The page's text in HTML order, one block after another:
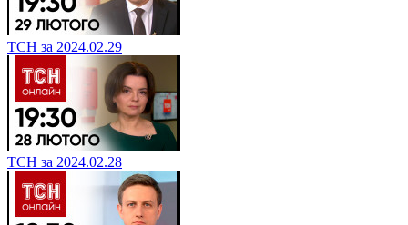
ТСН за 2024.02.29
ТСН за 2024.02.28